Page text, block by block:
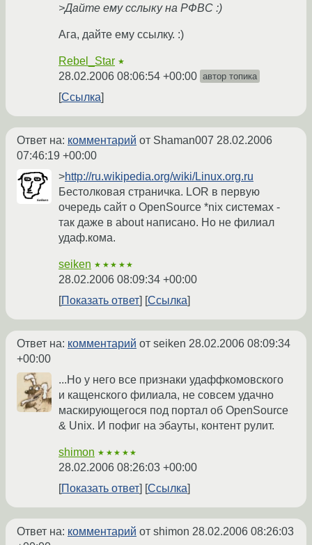
>Дайте ему сслыку на РФВС :)
Ага, дайте ему ссылку. :)
Rebel_Star ★
28.02.2006 08:06:54 +00:00 автор топика
Ссылка
Ответ на: комментарий от Shaman007 28.02.2006
07:46:19 +00:00
>http://ru.wikipedia.org/wiki/Linux.org.ru
Бестолковая страничка. LOR в первую
очередь сайт о OpenSource *nix системах -
так даже в about написано. Но не филиал
удаф.кома.
seiken ★★★★★
28.02.2006 08:09:34 +00:00
Показать ответ
Ссылка
Ответ на: комментарий от seiken 28.02.2006 08:09:34
+00:00
...Но у него все признаки удаффкомовского
и кащенского филиала, не совсем удачно
маскирующегося под портал об OpenSource
& Unix. И пофиг на эбауты, контент рулит.
shimon ★★★★★
28.02.2006 08:26:03 +00:00
Показать ответ
Ссылка
Ответ на: комментарий от shimon 28.02.2006 08:26:03